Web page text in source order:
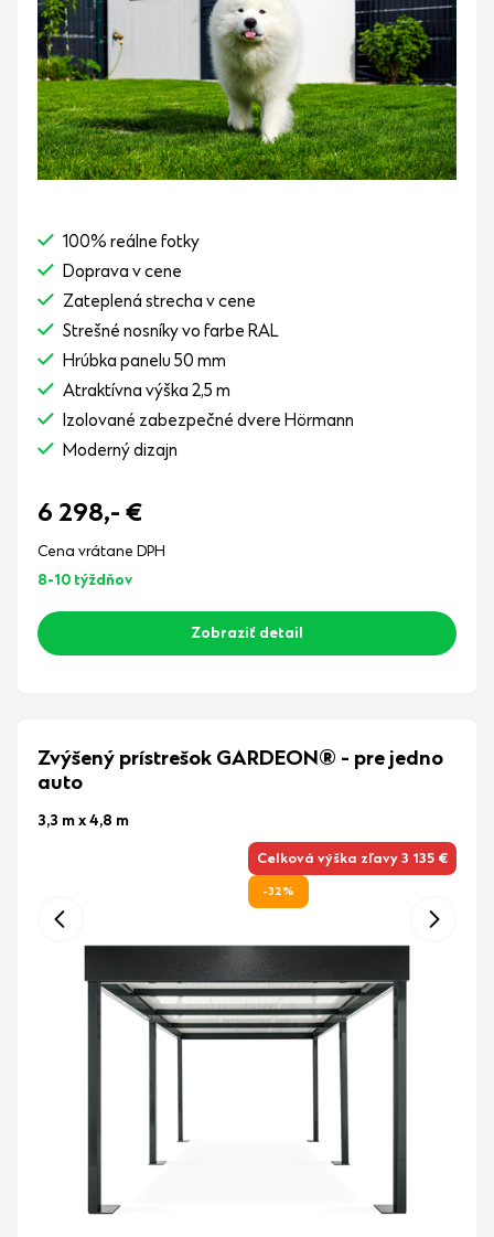
100% reálne fotky
Doprava v cene
Zateplená strecha v cene
Strešné nosníky vo farbe RAL
Hrúbka panelu 50 mm
Atraktívna výška 2,5 m
Izolované zabezpečné dvere Hörmann
Moderný dizajn
6 298,- €
Cena vrátane DPH
8-10 týždňov
Zobraziť detail
Zvýšený prístrešok GARDEON® - pre jedno
auto
3,3 m x 4,8 m
Celková výška zľavy 3 135 €
-32%